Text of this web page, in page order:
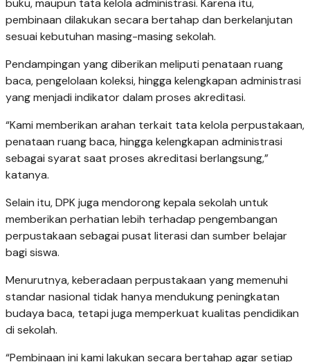
buku, maupun tata kelola administrasi. Karena itu,
pembinaan dilakukan secara bertahap dan berkelanjutan
sesuai kebutuhan masing-masing sekolah.
Pendampingan yang diberikan meliputi penataan ruang
baca, pengelolaan koleksi, hingga kelengkapan administrasi
yang menjadi indikator dalam proses akreditasi.
“Kami memberikan arahan terkait tata kelola perpustakaan,
penataan ruang baca, hingga kelengkapan administrasi
sebagai syarat saat proses akreditasi berlangsung,”
katanya.
Selain itu, DPK juga mendorong kepala sekolah untuk
memberikan perhatian lebih terhadap pengembangan
perpustakaan sebagai pusat literasi dan sumber belajar
bagi siswa.
Menurutnya, keberadaan perpustakaan yang memenuhi
standar nasional tidak hanya mendukung peningkatan
budaya baca, tetapi juga memperkuat kualitas pendidikan
di sekolah.
“Pembinaan ini kami lakukan secara bertahap agar setiap